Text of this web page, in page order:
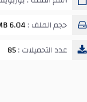
الاولى ص3حجم الملف :6.04 MB
عدد التحميلات :85